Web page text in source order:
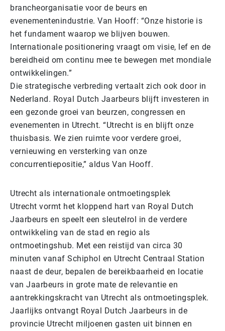
brancheorganisatie voor de beurs en
evenementenindustrie. Van Hooff: “Onze historie is
het fundament waarop we blijven bouwen.
Internationale positionering vraagt om visie, lef en de
bereidheid om continu mee te bewegen met mondiale
ontwikkelingen.”
Die strategische verbreding vertaalt zich ook door in
Nederland. Royal Dutch Jaarbeurs blijft investeren in
een gezonde groei van beurzen, congressen en
evenementen in Utrecht. “Utrecht is en blijft onze
thuisbasis. We zien ruimte voor verdere groei,
vernieuwing en versterking van onze
concurrentiepositie,” aldus Van Hooff.
Utrecht als internationale ontmoetingsplek
Utrecht vormt het kloppend hart van Royal Dutch
Jaarbeurs en speelt een sleutelrol in de verdere
ontwikkeling van de stad en regio als
ontmoetingshub. Met een reistijd van circa 30
minuten vanaf Schiphol en Utrecht Centraal Station
naast de deur, bepalen de bereikbaarheid en locatie
van Jaarbeurs in grote mate de relevantie en
aantrekkingskracht van Utrecht als ontmoetingsplek.
Jaarlijks ontvangt Royal Dutch Jaarbeurs in de
provincie Utrecht miljoenen gasten uit binnen en